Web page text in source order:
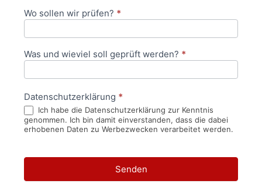
Wo sollen wir prüfen? *
Was und wieviel soll geprüft werden? *
Datenschutzerklärung *
Ich habe die Datenschutzerklärung zur Kenntnis
genommen. Ich bin damit einverstanden, dass die dabei
erhobenen Daten zu Werbezwecken verarbeitet werden.
Senden